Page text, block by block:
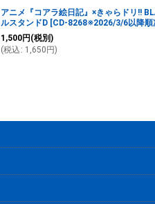
アニメ『コアラ絵日記』×きゃらドリ!!
ルスタンドD [CD-8268※2026/3/6以降順
1,500円 (税別)
(税込 : 1,650 円)